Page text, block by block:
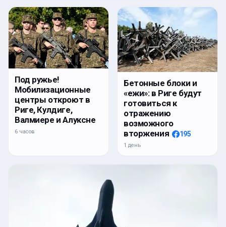
Под ружье!
Мобилизационные
центры откроют в
Риге, Кулдиге,
Валмиере и Алуксне
6 часов
Бетонные блоки и
«ежи»: в Риге будут
готовиться к
отражению
возможного
вторжения
195
1 день